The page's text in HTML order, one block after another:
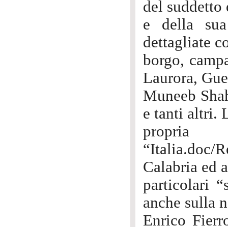
del
e della
dettagliate
borgo,
Laurora,
Muneeb
e tanti altri.
propria
“Italia.doc/
Calabria ed a
particolari
anche sulla
Enrico